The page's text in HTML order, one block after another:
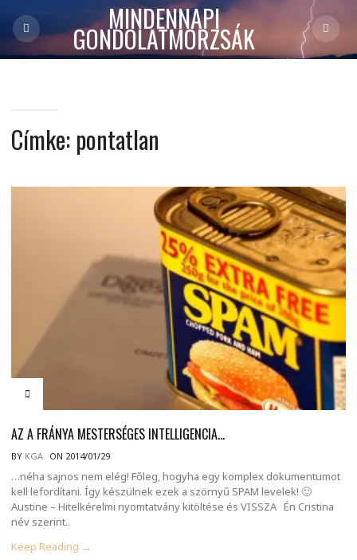
MINDENNAPI
GONDOLATMORZSÁK
Címke: pontatlan
AZ A FRÁNYA MESTERSÉGES INTELLIGENCIA…
BY KGA ON 2014/01/29
…néha sajnos nem elég! Főleg, hogyha egy komplex dokumentumot
kell lefordítani. Így készülnek ezek a szörnyű SPAM levelek! 🙂
Austine – Hitelkérelmi nyomtatvány kitöltése és VISSZA Én Cristina
név szerint..
Keep Reading →